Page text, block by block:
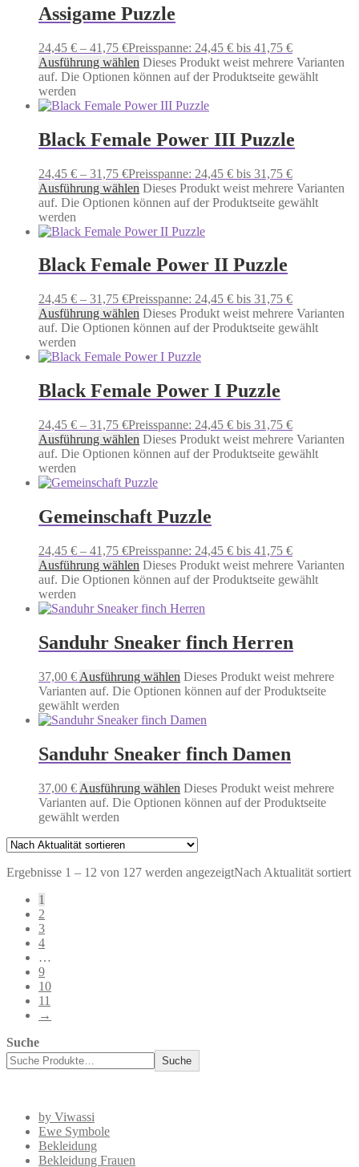
Assigame Puzzle
24,45 € – 41,75 €Preisspanne: 24,45 € bis 41,75 €
Ausführung wählen Dieses Produkt weist mehrere Varianten
auf. Die Optionen können auf der Produktseite gewählt
werden
Black Female Power III Puzzle
24,45 € – 31,75 €Preisspanne: 24,45 € bis 31,75 €
Ausführung wählen Dieses Produkt weist mehrere Varianten
auf. Die Optionen können auf der Produktseite gewählt
werden
Black Female Power II Puzzle
24,45 € – 31,75 €Preisspanne: 24,45 € bis 31,75 €
Ausführung wählen Dieses Produkt weist mehrere Varianten
auf. Die Optionen können auf der Produktseite gewählt
werden
Black Female Power I Puzzle
24,45 € – 31,75 €Preisspanne: 24,45 € bis 31,75 €
Ausführung wählen Dieses Produkt weist mehrere Varianten
auf. Die Optionen können auf der Produktseite gewählt
werden
Gemeinschaft Puzzle
24,45 € – 41,75 €Preisspanne: 24,45 € bis 41,75 €
Ausführung wählen Dieses Produkt weist mehrere Varianten
auf. Die Optionen können auf der Produktseite gewählt
werden
Sanduhr Sneaker finch Herren
37,00 € Ausführung wählen Dieses Produkt weist mehrere
Varianten auf. Die Optionen können auf der Produktseite
gewählt werden
Sanduhr Sneaker finch Damen
37,00 € Ausführung wählen Dieses Produkt weist mehrere
Varianten auf. Die Optionen können auf der Produktseite
gewählt werden
Ergebnisse 1 – 12 von 127 werden angezeigtNach Aktualität sortiert
1
2
3
4
…
9
10
11
→
Suche
Suche
by Viwassi
Ewe Symbole
Bekleidung
Bekleidung Frauen